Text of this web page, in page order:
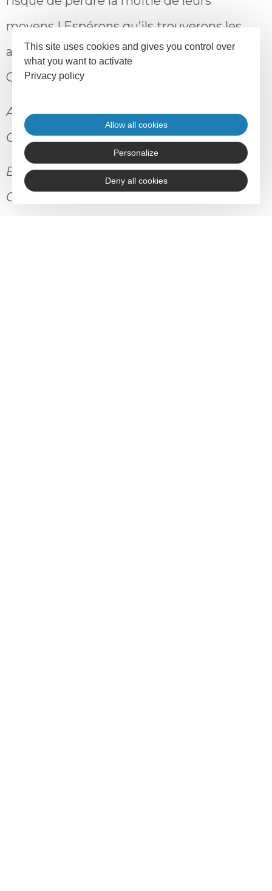
moyens ! Espérons qu’ils trouverons les
arguments pour en débattre avec la
CNAF.
Accompagnement réalisé par Monique
Cunnac
En partenariat avec le PNR des Grands
Causses
This site uses cookies and gives you control over
what you want to activate
Privacy policy
Allow all cookies
Personalize
Deny all cookies